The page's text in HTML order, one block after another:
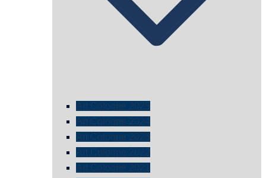
Art Cologne 2025
Art Cologne 2024
Art Cologne 2023
Art Cologne 2022
Art Cologne 2021